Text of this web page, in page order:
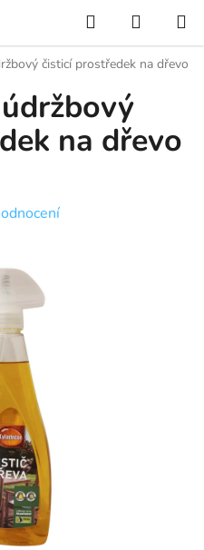
Hledat
KOŠÍK
čisticí prostředek na dřevo
na dřevo